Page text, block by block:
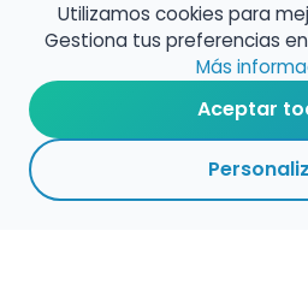
Encuentra
Buscador de
Encuentra Pianista
Asesoría para
Utilizamos cookies para
Gestiona tus preferencias
Más
Aceptar